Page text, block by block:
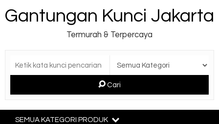
Gantungan Kunci Jakarta
Termurah & Terpercaya
Cari
SEMUA KATEGORI PRODUK